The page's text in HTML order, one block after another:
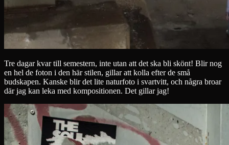
Tre dagar kvar till semestern, inte utan att det ska bli skönt! Blir nog
en hel de foton i den här stilen, gillar att kolla efter de små
budskapen. Kanske blir det lite naturfoto i svartvitt, och några broar
där jag kan leka med kompositionen. Det gillar jag!